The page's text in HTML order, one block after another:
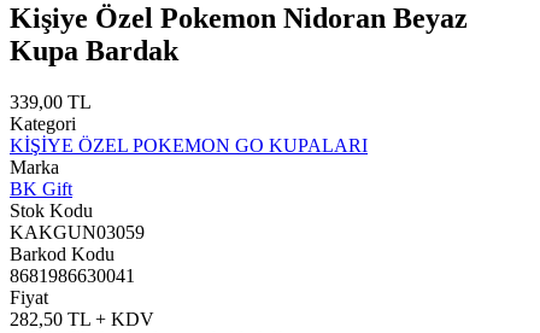
Kişiye Özel Pokemon Nidoran Beyaz
Kupa Bardak
339,00 TL
Kategori
KİŞİYE ÖZEL POKEMON GO KUPALARI
Marka
BK Gift
Stok Kodu
KAKGUN03059
Barkod Kodu
8681986630041
Fiyat
282,50 TL + KDV